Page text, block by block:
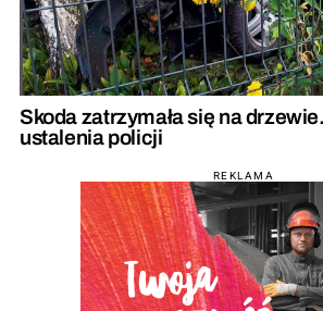
Skoda zatrzymała się na
ustalenia policji
REKLAMA